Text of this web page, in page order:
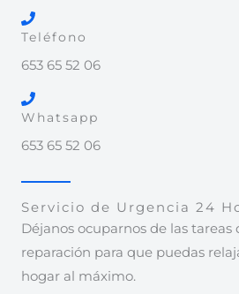
Teléfono
653 65 52 06
Whatsapp
653 65 52 06
Servicio de Urgencia 24
Déjanos ocuparnos de las
reparación para que puedas
hogar al máximo.